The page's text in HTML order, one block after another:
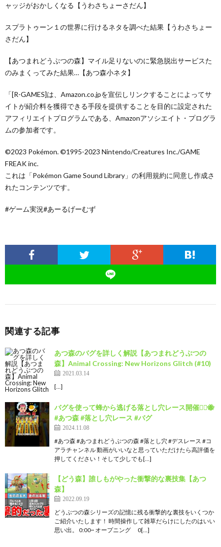
ャッジがおかしくなる【うわさちょーさだん】
スプラトゥーン１の世界に行けるネタを調べた結果【うわさちょー
さだん】
【あつまれどうぶつの森】マイル足りないのに緊急脱出サービスた
のみまくってみた結果…【あつ森小ネタ】
「[R-GAMES]は、Amazon.co.jpを宣伝しリンクすることによってサ
イトが紹介料を獲得できる手段を提供することを目的に設定された
アフィリエイトプログラムである、Amazonアソシエイト・プログラ
ムの参加者です。
©2023 Pokémon. ©1995-2023 Nintendo/Creatures Inc./GAME
FREAK inc.
これは「Pokémon Game Sound Library」の利用規約に同意し作成さ
れたコンテンツです。
#ゲーム実況#あーるげーむず
関連する記事
あつ森のバグを詳しく解説【あつまれどうぶつの
森】Animal Crossing: New Horizons Glitch (#10)
2021.03.14
[…]
バグを使って蜂から逃げる落とし穴レース開催🏃‍♂️🐝
#あつ森 #落とし穴レース #バグ
2024.11.08
#あつ森 #あつまれどうぶつの森 #落とし穴 #デスレース #コ
アラチャンネル 動画がいいなと思っていただけたら高評価を
押してください！そして少しでも[…]
【どう森】誰しもがやった衝撃的な裏技集【あつ
森】
2022.09.19
どうぶつの森シリーズの記憶に残る衝撃的な裏技をいくつか
ご紹介いたします！ 時間操作して雑草だらけにしたのはいい
思い出。 0:00~ オープニング 0[…]